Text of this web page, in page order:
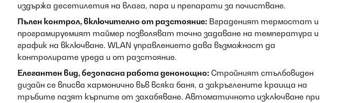
издържа десетилетия на влага, пара и препарати за почистване.
Пълен контрол, включително от разстояние: Вграденият термостат и
програмируемият таймер позволяват точно задаване на температура и
график на включване. WLAN управлението дава възможност да
контролирате уреда и от разстояние.
Елегантен вид, безопасна работа денонощно: Стройният стълбовиден
дизайн се вписва хармонично във всяка баня, а закръглените краища на
тръбите пазят кърпите от захабяване. Автоматичното изключване при